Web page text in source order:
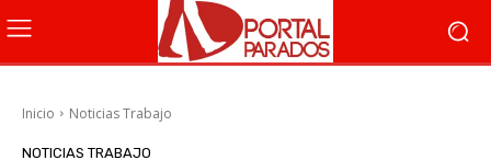
Inicio Noticias Trabajo
NOTICIAS TRABAJO